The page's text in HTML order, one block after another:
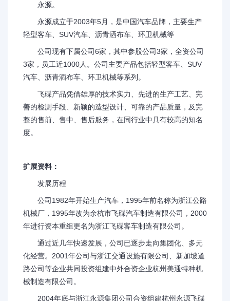
永源。
永源成立于2003年5月，是中国汽车品牌，主要生产
轻型客车、SUV汽车、沥青洒布车、环卫机械等
公司现有下属公司6家，其中参股公司3家，全资公司
3家，员工近1000人。公司主要产品包括轻型客车、SUV
汽车、沥青洒布车、环卫机械等系列。
飞碟产品凭借雄厚的技术实力、先进的生产工艺、完
善的检测手段、新颖的造型设计、可靠的产品质量，及完
整的售前、售中、售后服务，在同行业中具有较高的知名
度。
扩展资料：
发展历程
公司1982年开始生产汽车，1995年前名称为浙江公路
机械厂，1995年改为余杭市飞碟汽车制造有限公司，2000
年进行资本重组更名为浙江飞碟客车制造有限公司。
通过近几年快速发展，公司已逐步走向集团化、多元
化经营。2001年公司与浙江交通设施有限公司、新加坡道
路公司等企业共同投资组建中外合资企业杭州美通特种机
械制造有限公司。
2004年底与浙江永源集团公司合资组建杭州永源飞碟